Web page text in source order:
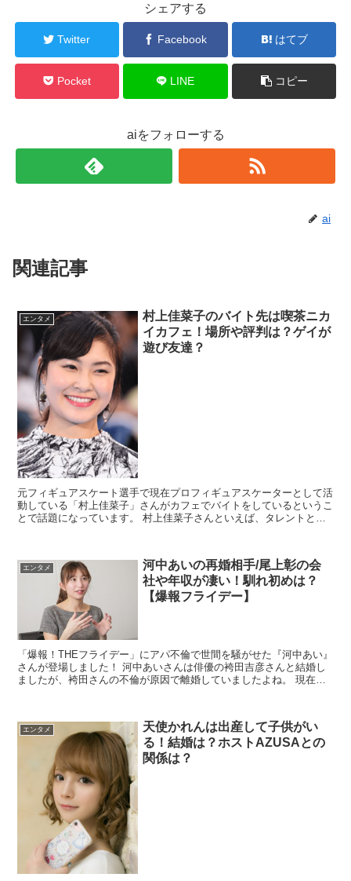
シェアする
Twitter Facebook はてブ
Pocket LINE コピー
aiをフォローする
ai
関連記事
エンタメ
村上佳菜子のバイト先は喫茶ニカ
イカフェ！場所や評判は？ゲイが
遊び友達？
元フィギュアスケート選手で現在プロフィギュアスケーターとして活
動している「村上佳菜子」さんがカフェでバイトをしているというこ
とで話題になっています。 村上佳菜子さんといえば、タレントとし
エンタメ
河中あいの再婚相手/尾上彰の会
社や年収が凄い！馴れ初めは？
【爆報フライデー】
「爆報！THEフライデー」にアパ不倫で世間を騒がせた『河中あい』
さんが登場しました！ 河中あいさんは俳優の袴田吉彦さんと結婚し
ましたが、袴田さんの不倫が原因で離婚していましたよね。 現在、
エンタメ
天使かれんは出産して子供がい
る！結婚は？ホストAZUSAとの
関係は？